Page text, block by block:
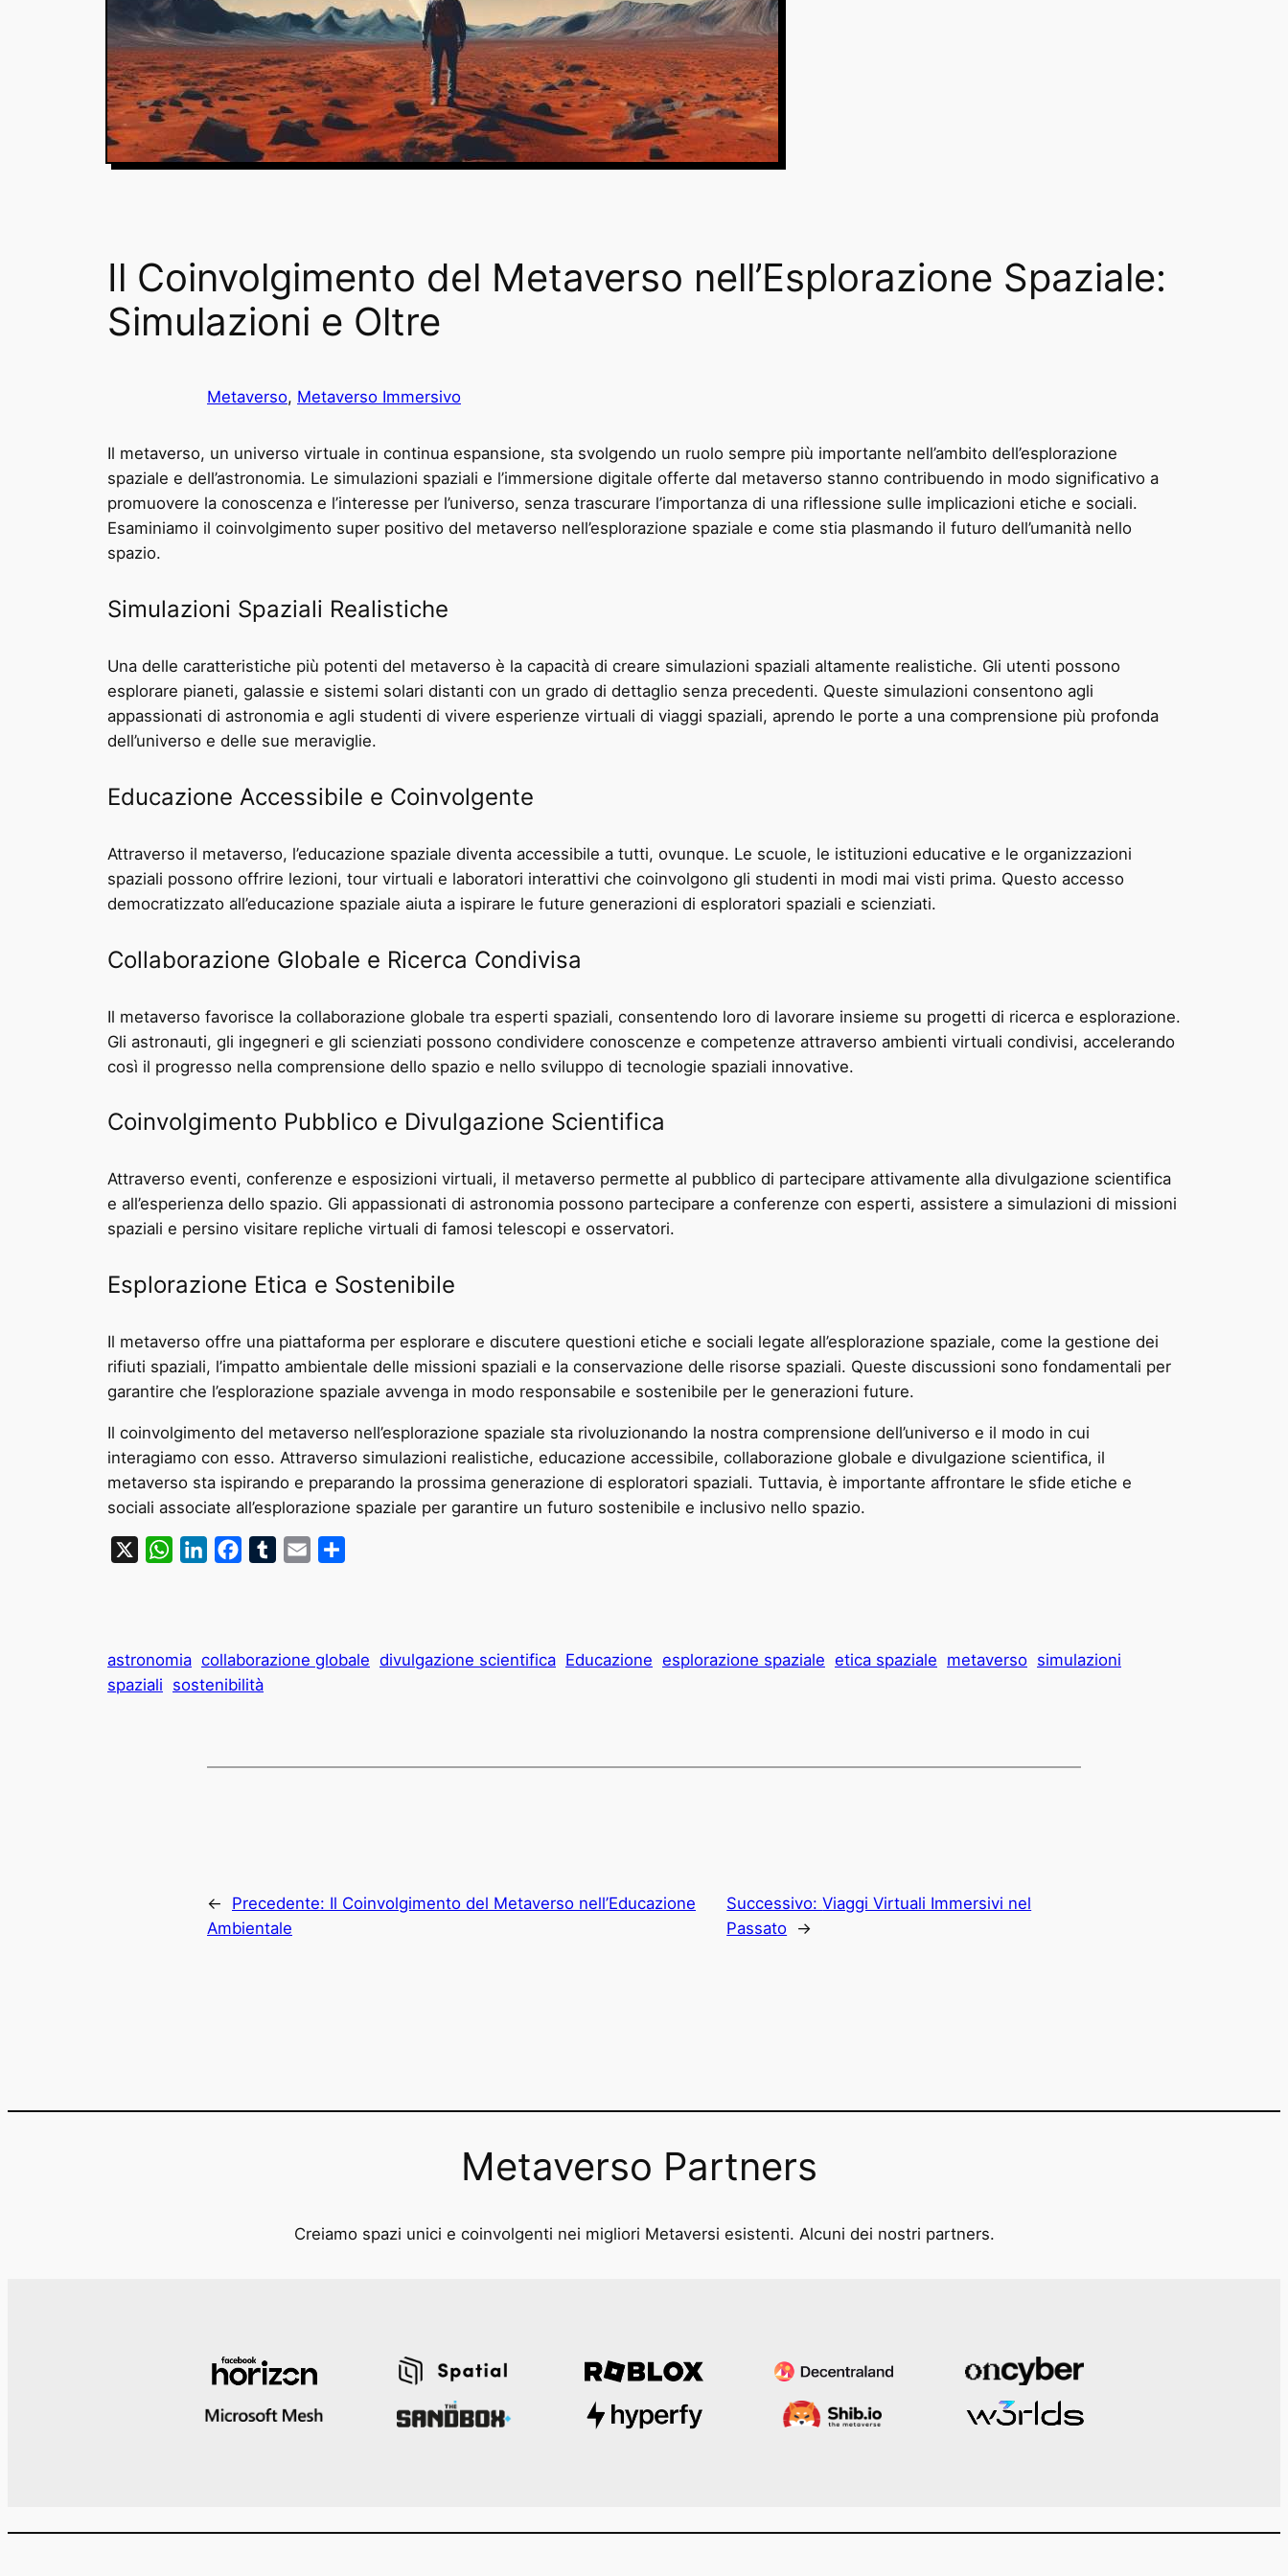
Il Coinvolgimento del Metaverso nell’Esplorazione Spaziale:
Simulazioni e Oltre
Metaverso, Metaverso Immersivo
Il metaverso, un universo virtuale in continua espansione, sta svolgendo un ruolo sempre più importante nell’ambito dell’esplorazione
spaziale e dell’astronomia. Le simulazioni spaziali e l’immersione digitale offerte dal metaverso stanno contribuendo in modo significativo a
promuovere la conoscenza e l’interesse per l’universo, senza trascurare l’importanza di una riflessione sulle implicazioni etiche e sociali.
Esaminiamo il coinvolgimento super positivo del metaverso nell’esplorazione spaziale e come stia plasmando il futuro dell’umanità nello
spazio.
Simulazioni Spaziali Realistiche
Una delle caratteristiche più potenti del metaverso è la capacità di creare simulazioni spaziali altamente realistiche. Gli utenti possono
esplorare pianeti, galassie e sistemi solari distanti con un grado di dettaglio senza precedenti. Queste simulazioni consentono agli
appassionati di astronomia e agli studenti di vivere esperienze virtuali di viaggi spaziali, aprendo le porte a una comprensione più profonda
dell’universo e delle sue meraviglie.
Educazione Accessibile e Coinvolgente
Attraverso il metaverso, l’educazione spaziale diventa accessibile a tutti, ovunque. Le scuole, le istituzioni educative e le organizzazioni
spaziali possono offrire lezioni, tour virtuali e laboratori interattivi che coinvolgono gli studenti in modi mai visti prima. Questo accesso
democratizzato all’educazione spaziale aiuta a ispirare le future generazioni di esploratori spaziali e scienziati.
Collaborazione Globale e Ricerca Condivisa
Il metaverso favorisce la collaborazione globale tra esperti spaziali, consentendo loro di lavorare insieme su progetti di ricerca e esplorazione.
Gli astronauti, gli ingegneri e gli scienziati possono condividere conoscenze e competenze attraverso ambienti virtuali condivisi, accelerando
così il progresso nella comprensione dello spazio e nello sviluppo di tecnologie spaziali innovative.
Coinvolgimento Pubblico e Divulgazione Scientifica
Attraverso eventi, conferenze e esposizioni virtuali, il metaverso permette al pubblico di partecipare attivamente alla divulgazione scientifica
e all’esperienza dello spazio. Gli appassionati di astronomia possono partecipare a conferenze con esperti, assistere a simulazioni di missioni
spaziali e persino visitare repliche virtuali di famosi telescopi e osservatori.
Esplorazione Etica e Sostenibile
Il metaverso offre una piattaforma per esplorare e discutere questioni etiche e sociali legate all’esplorazione spaziale, come la gestione dei
rifiuti spaziali, l’impatto ambientale delle missioni spaziali e la conservazione delle risorse spaziali. Queste discussioni sono fondamentali per
garantire che l’esplorazione spaziale avvenga in modo responsabile e sostenibile per le generazioni future.
Il coinvolgimento del metaverso nell’esplorazione spaziale sta rivoluzionando la nostra comprensione dell’universo e il modo in cui
interagiamo con esso. Attraverso simulazioni realistiche, educazione accessibile, collaborazione globale e divulgazione scientifica, il
metaverso sta ispirando e preparando la prossima generazione di esploratori spaziali. Tuttavia, è importante affrontare le sfide etiche e
sociali associate all’esplorazione spaziale per garantire un futuro sostenibile e inclusivo nello spazio.
WhatsAppLinkedInFacebookTumblrEmail
astronomia collaborazione globale divulgazione scientifica Educazione esplorazione spaziale etica spaziale metaverso simulazioni
spaziali sostenibilità
← Precedente: Il Coinvolgimento del Metaverso nell’Educazione
Ambientale
Successivo:Viaggi Virtuali Immersivi nel
Passato →
Metaverso Partners
Creiamo spazi unici e coinvolgenti nei migliori Metaversi esistenti. Alcuni dei nostri partners.